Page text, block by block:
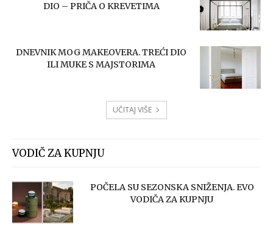
DIO – PRIČA O KREVETIMA
DNEVNIK MOG MAKEOVERA. TREĆI DIO
ILI MUKE S MAJSTORIMA
UČITAJ VIŠE
VODIČ ZA KUPNJU
POČELA SU SEZONSKA SNIŽENJA. EVO
VODIČA ZA KUPNJU